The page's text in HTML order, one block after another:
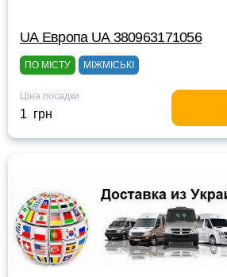
UА Европа UА 380963171056
ПО МІСТУ МІЖМІСЬКІ
Ціна посадки
1 грн